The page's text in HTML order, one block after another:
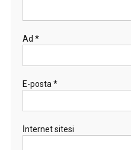
Ad *
E-posta *
İnternet sitesi